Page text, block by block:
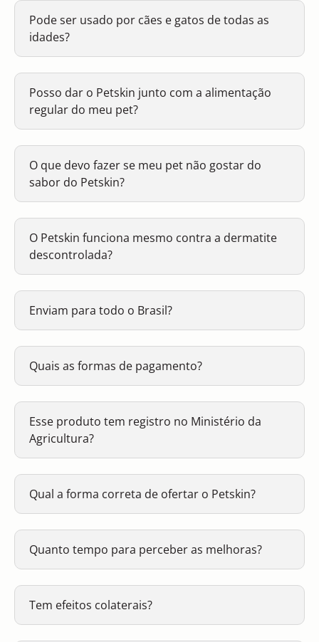
Pode ser usado por cães e gatos de todas as
idades?
Posso dar o Petskin junto com a alimentação
regular do meu pet?
O que devo fazer se meu pet não gostar do
sabor do Petskin?
O Petskin funciona mesmo contra a dermatite
descontrolada?
Enviam para todo o Brasil?
Quais as formas de pagamento?
Esse produto tem registro no Ministério da
Agricultura?
Qual a forma correta de ofertar o Petskin?
Quanto tempo para perceber as melhoras?
Tem efeitos colaterais?